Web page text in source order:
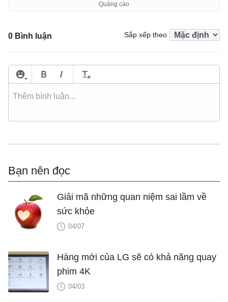
0 Bình luận Sắp xếp theo
Bạn nên đọc
Giải mã những quan niệm sai lầm về
sức khỏe
04/07
Hàng mới của LG sẽ có khả năng quay
phim 4K
04/03